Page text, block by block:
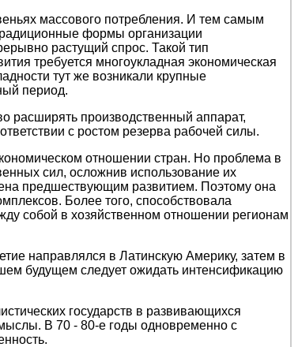
массового потребления. И тем самым
формы организации
растущий спрос. Такой тип
требуется многоукладная экономическая
тут же возникали крупные
период.
расширять производственный аппарат,
с ростом резерва рабочей силы.
отношении стран. Но проблема в
сил, осложнив использование их
предшествующим развитием. Поэтому она
Более того, способствовала
собой в хозяйственном отношении регионам
направлялся в Латинскую Америку, затем в
будущем следует ожидать интенсификацию
государств в развивающихся
В 70 - 80-е годы одновременно с